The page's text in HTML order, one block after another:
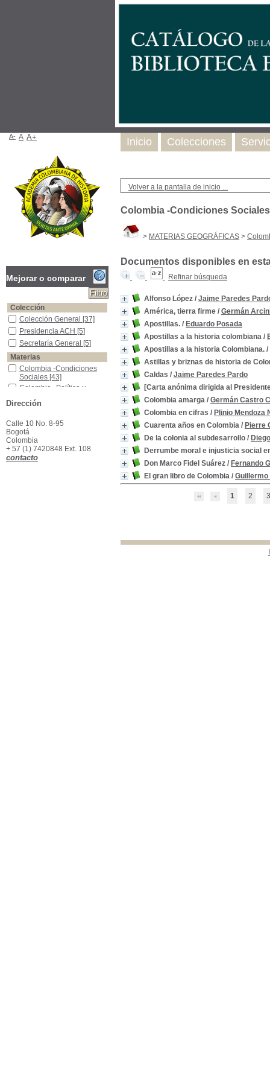
Volver a la pantalla de inicio ...
Colombia -Condiciones Sociales
> MATERIAS GEOGRÁFICAS >
Documentos disponibles en
Refinar búsqueda
Alfonso López / Jaime Paredes
América, tierra firme / Germán
Apostillas. / Eduardo Posada
Apostillas a la historia colombiana /
Apostillas a la historia Colombiana. /
Astillas y briznas de historia de
Caldas / Jaime Paredes Pardo
[Carta anónima dirigida al
Colombia amarga / Germán Castro
Colombia en cifras / Plinio Mendoza
Cuarenta años en Colombia / Pierre
De la colonia al subdesarrollo /
Derrumbe moral e injusticia social
Don Marco Fidel Suárez / Fernando
El gran libro de Colombia / Guillermo
1 2 3
Inicio Colecciones
A- A A+
Mejorar o comparar
Colección
Colección General
Colección General [37]
Presidencia ACH
Presidencia ACH [5]
Secretaría General
Secretaría General [5]
Materias
Colombia -Condiciones Sociales
Colombia -Condiciones
Sociales [43]
Colombia--Política y gobierno
Colombia--Política y
Colombia--Historia
Colombia--Historia
Colombia -Condiciones Económicas
Colombia -Condiciones
Económicas[8]
Botánica -Colombia
Botánica -Colombia
Colombia -Política y Gobierno -Siglo XX
Colombia -Política y
Gobierno -Siglo XX
Dirección
Calle 10 No. 8-95
Bogotá
Colombia
+ 57 (1) 7420848 Ext. 108
contacto